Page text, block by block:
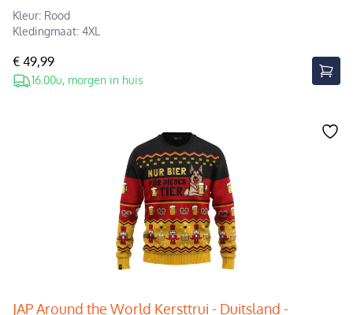
Kleur: Rood
Kledingmaat: 4XL
€ 49,99
16.00u, morgen in huis
JAP Around the World Kersttrui - Duitsland -